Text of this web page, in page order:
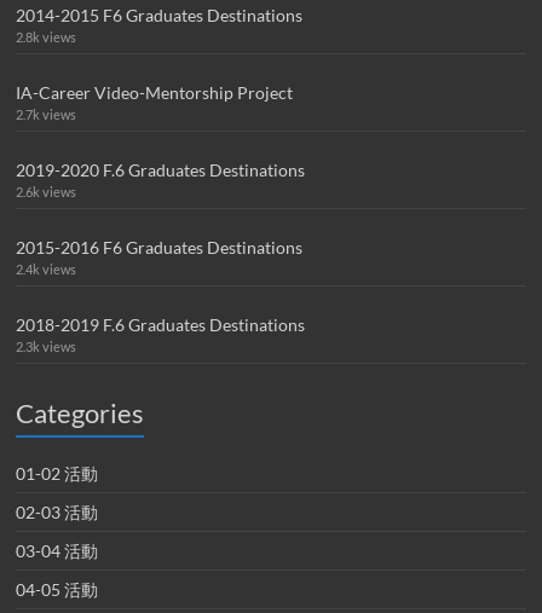
2014-2015 F6 Graduates Destinations
2.8k views
IA-Career Video-Mentorship Project
2.7k views
2019-2020 F.6 Graduates Destinations
2.6k views
2015-2016 F6 Graduates Destinations
2.4k views
2018-2019 F.6 Graduates Destinations
2.3k views
Categories
01-02 活動
02-03 活動
03-04 活動
04-05 活動